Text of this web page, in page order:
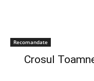
Recomandate
Crosul